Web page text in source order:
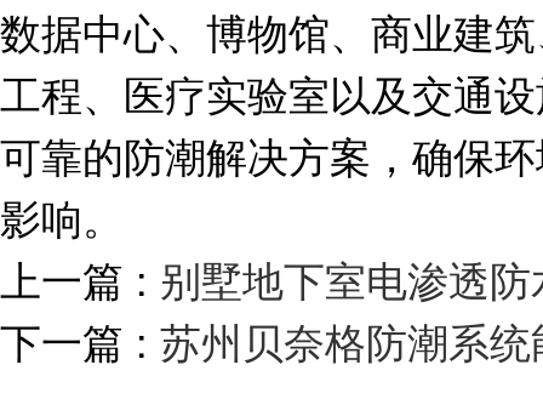
数据中心、博物馆、商业建
工程、医疗实验室以及交通
可靠的防潮解决方案，确保
影响。
上一篇 : 别墅地下室电渗透防
下一篇 : 苏州贝奈格防潮系